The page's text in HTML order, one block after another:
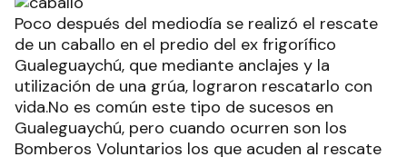
Poco después del mediodía se realizó el rescate
de un caballo en el predio del ex frigorífico
Gualeguaychú, que mediante anclajes y la
utilización de una grúa, lograron rescatarlo con
vida.No es común este tipo de sucesos en
Gualeguaychú, pero cuando ocurren son los
Bomberos Voluntarios los que acuden al rescate